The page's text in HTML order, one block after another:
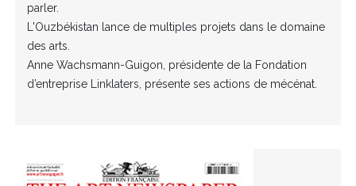
parler.
L'Ouzbékistan lance de multiples projets dans le domaine
des arts.
Anne Wachsmann-Guigon, présidente de la Fondation
d’entreprise Linklaters, présente ses actions de mécénat.